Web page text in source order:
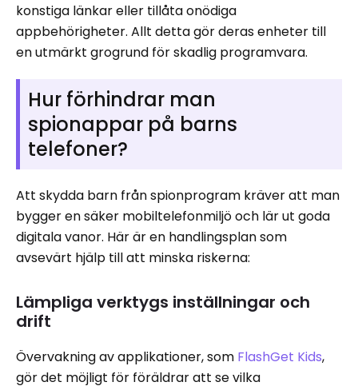
konstiga länkar eller tillåta onödiga
appbehörigheter. Allt detta gör deras enheter till
en utmärkt grogrund för skadlig programvara.
Hur förhindrar man
spionappar på barns
telefoner?
Att skydda barn från spionprogram kräver att man
bygger en säker mobiltelefonmiljö och lär ut goda
digitala vanor. Här är en handlingsplan som
avsevärt hjälp till att minska riskerna:
Lämpliga verktygs inställningar och
drift
Övervakning av applikationer, som FlashGet Kids,
gör det möjligt för föräldrar att se vilka